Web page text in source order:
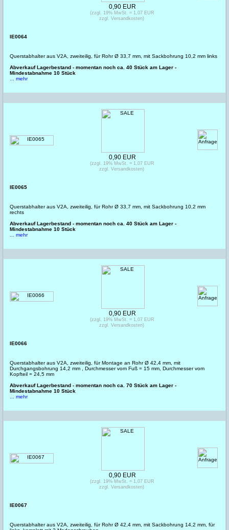
IE0064
Querstabhalter aus V2A, zweiteilig, für Rohr Ø 33,7 mm, mit Sackbohrung 10,2 mm links
Abverkauf Lagerbestand - momentan noch ca. 40 Stück am Lager -
Mindestabnahme 10 Stück
... mehr
0,90 EUR
(zzgl. 19% MwSt. = 1,07 EUR
zzgl. Versandkosten)
IE0065
Querstabhalter aus V2A, zweiteilig, für Rohr Ø 33,7 mm, mit Sackbohrung 10,2 mm
rechts
Abverkauf Lagerbestand - momentan noch ca. 40 Stück am Lager -
Mindestabnahme 10 Stück
... mehr
0,90 EUR
(zzgl. 19% MwSt. = 1,07 EUR
zzgl. Versandkosten)
IE0066
Querstabhalter aus V2A, zweiteilig, für Montage an Rohr Ø 42,4 mm, mit
Durchgangsbohrung 14,2 mm , Durchmesser vom Fuß = 15 mm, Durchmesser vom
Kopfteil = 24,5 mm
Abverkauf Lagerbestand - momentan noch ca. 70 Stück am Lager -
Mindestabnahme 10 Stück
... mehr
0,90 EUR
(zzgl. 19% MwSt. = 1,07 EUR
zzgl. Versandkosten)
IE0067
Querstabhalter aus V2A, zweiteilig, für Rohr Ø 42,4 mm, mit Sackbohrung 14,2 mm, für
0,90 EUR
(zzgl. 19% MwSt. = 1,07 EUR
zzgl. Versandkosten)